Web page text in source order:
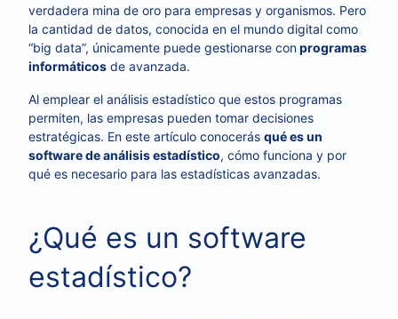
verdadera mina de oro para empresas y organismos. Pero
la cantidad de datos, conocida en el mundo digital como
“big data”, únicamente puede gestionarse conprogramas
informáticos de avanzada.
Al emplear el análisis estadístico que estos programas
permiten, las empresas pueden tomar decisiones
estratégicas. En este artículo conocerás qué es un
software de análisis estadístico, cómo funciona y por
qué es necesario para las estadísticas avanzadas.
¿Qué es un software
estadístico?